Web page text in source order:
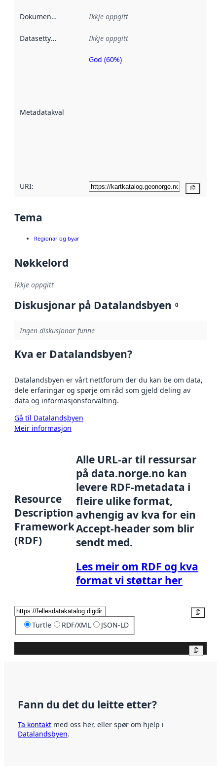
Dokumentasjon Ikkje oppgitt
Datasettype Ikkje oppgitt
Metadatakvalitet
Metadatakvalitet
God (60%)
URI:
Tema
Regionar og byar
Nøkkelord
Ikkje oppgitt
Diskusjonar på Datalandsbyen 0
Ingen diskusjonar funne
Kva er Datalandsbyen?
Datalandsbyen er vårt nettforum der du kan be om data,
dele erfaringar og spørje om råd som gjeld deling av
data og informasjonsforvalting.
Gå til Datalandsbyen
Meir informasjon
Resource
Description
Framework
(RDF)
Alle URL-ar til ressursar
på data.norge.no kan
levere RDF-metadata i
fleire ulike format,
avhengig av kva for ein
Accept-header som blir
sendt med.
Les meir om RDF og kva
format vi støttar her
Turtle RDF/XML JSON-LD
Fann du det du leitte etter?
Ta kontakt med oss her, eller spør om hjelp i
Datalandsbyen.